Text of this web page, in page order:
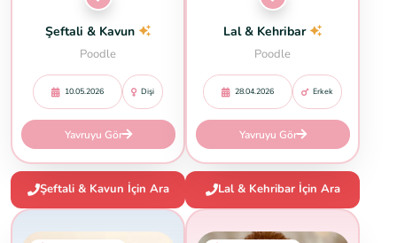
Şeftali & Kavun
Poodle
10.05.2026 Dişi
Yavruyu Gör
Şeftali & Kavun İçin Ara
Lal & Kehribar
Poodle
28.04.2026 Erkek
Yavruyu Gör
Lal & Kehribar İçin Ara